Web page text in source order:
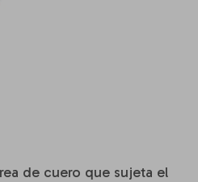
de cuero que sujeta el